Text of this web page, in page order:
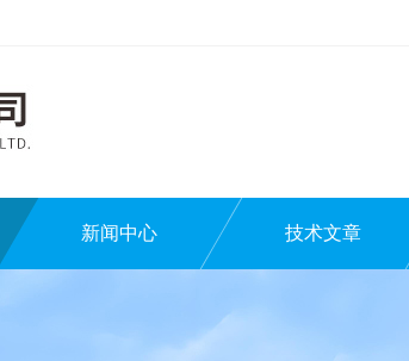
新闻中心 技术文章